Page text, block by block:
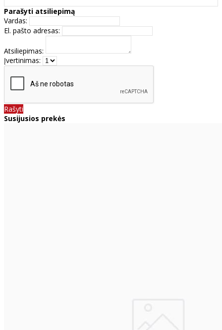
Parašyti atsiliepimą
Vardas:
El. pašto adresas:
Atsiliepimas:
Įvertinimas:
Rašyti
Susijusios prekės